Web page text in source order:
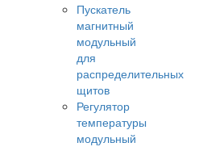
Пускатель
магнитный
модульный
для
распределительных
щитов
Регулятор
температуры
модульный